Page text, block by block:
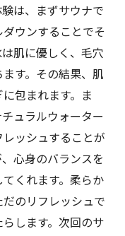
い水の活用法
ナの具体的な実
い水がもたらす
快感を味わう方
かい水の活用
後のリフレッシ
は、まずサウナで
ウンすることでそ
肌に優しく、毛穴
す。その結果、肌
包まれます。ま
ュラルウォーター
ッシュすることが
心身のバランスを
くれます。柔らか
のリフレッシュで
します。次回のサ